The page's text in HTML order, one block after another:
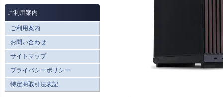
ご利用案内
ご利用案内
お問い合わせ
サイトマップ
プライバシーポリシー
特定商取引法表記